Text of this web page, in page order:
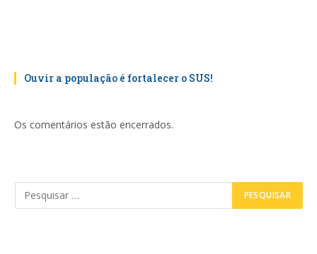
Ouvir a população é fortalecer o SUS!
Os comentários estão encerrados.